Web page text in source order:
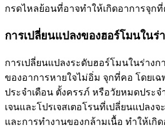
กรดไหลย้อนที่อาจทำให้เกิดอาการจุก
การเปลี่ยนแปลงของฮอร์โมนในร่
การเปลี่ยนแปลงระดับฮอร์โมนในร่างก
ของอาการหายใจไม่อิ่ม จุกที่คอ โดยเ
ประจำเดือน ตั้งครรภ์ หรือวัยหมดประจ
เจนและโปรเจสเตอโรนที่เปลี่ยนแปลง
และการทำงานของกล้ามเนื้อ ทำให้เกิ